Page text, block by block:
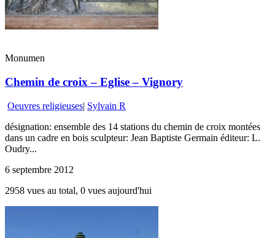
Monumen
Chemin de croix – Eglise – Vignory
Oeuvres religieuses| Sylvain R
désignation: ensemble des 14 stations du chemin de croix montées
dans un cadre en bois sculpteur: Jean Baptiste Germain éditeur: L.
Oudry...
6 septembre 2012
2958 vues au total, 0 vues aujourd'hui